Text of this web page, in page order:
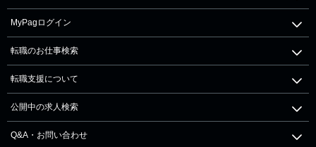
MyPagログイン
転職のお仕事検索
転職支援について
公開中の求人検索
Q&A・お問い合わせ